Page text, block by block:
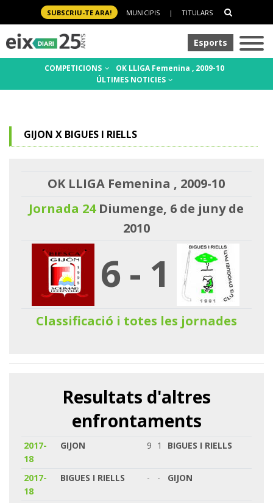
SUBSCRIU-TE ARA! MUNICIPIS | TITULARS
Esports
COMPETICIONS
OK LLIGA Femenina , 2009-10
ÚLTIMES NOTICIES
GIJON X BIGUES I RIELLS
OK LLIGA Femenina , 2009-10
Jornada 24Diumenge, 6 de juny de
2010
6 - 1
Classificació i totes les jornades
Resultats d'altres
enfrontaments
2017-
18
GIJON 9 1 BIGUES I RIELLS
2017-
18
BIGUES I RIELLS - - GIJON